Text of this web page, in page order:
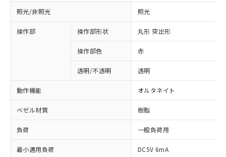
照光/非照光 照光
操作部 操作部形状 丸形 突出形
操作部色 赤
透明/不透明 透明
動作機能 オルタネイト
ベゼル材質 樹脂
負荷 一般負荷用
最小適用負荷 DC5V 6mA